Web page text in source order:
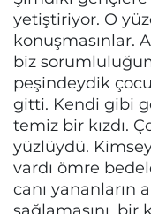
yetiştiriyor. O
konuşmasınlar.
biz
peşindeydik
gitti. Kendi gibi
temiz bir kızdı.
yüzlüydü.
vardı ömre
canı yananların
sağlamasını,